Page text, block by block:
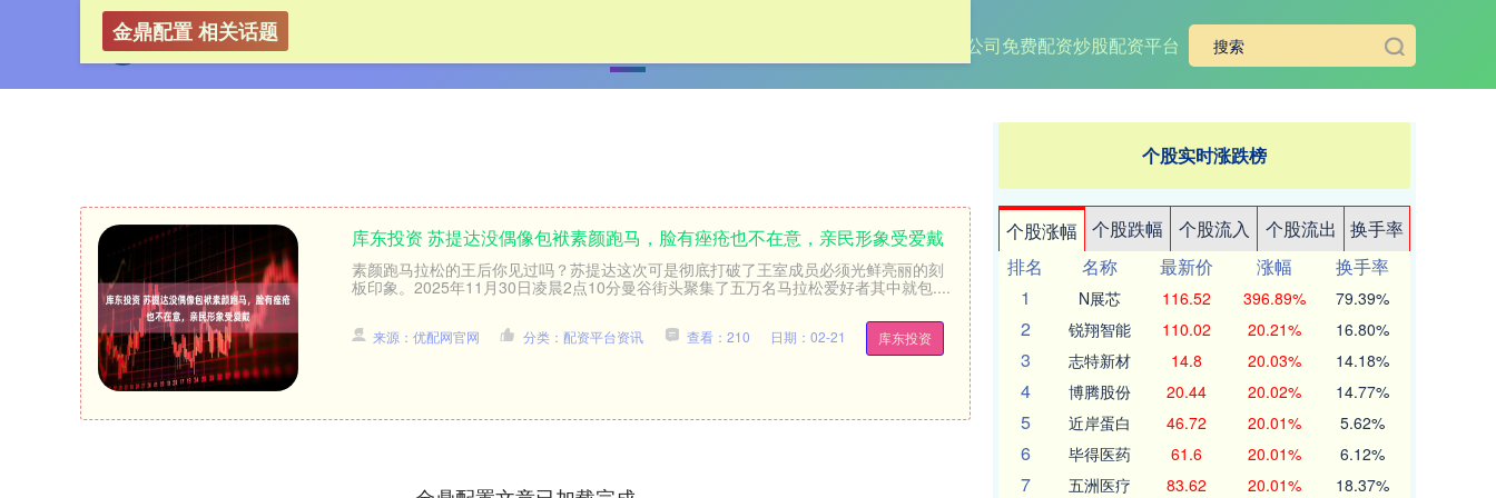
最专业的股票配资公司免费配资炒股配资平台
金鼎配置 相关话题
库东投资 苏提达没偶像包袱素颜跑马，脸有痤疮也不在意，亲民形象受爱戴
素颜跑马拉松的王后你见过吗？苏提达这次可是彻底打破了王室成员必须光鲜亮丽的刻
板印象。2025年11月30日凌晨2点10分曼谷街头聚集了五万名马拉松爱好者其中就包....
库东投资
来源：优配网官网 分类：配资平台资讯 查看：210 日期：02-21
个股实时涨跌榜
个股涨幅 个股跌幅 个股流入 个股流出
换手率
排名
名称 最新价 涨幅
换手率
1
N展芯 116.52 396.89% 79.39%
2 锐翔智能 110.02 20.21% 16.80%
3 志特新材 14.8 20.03% 14.18%
4 博腾股份 20.44 20.02% 14.77%
5 近岸蛋白 46.72 20.01% 5.62%
6 毕得医药 61.6 20.01% 6.12%
7 五洲医疗 83.62 20.01% 18.37%